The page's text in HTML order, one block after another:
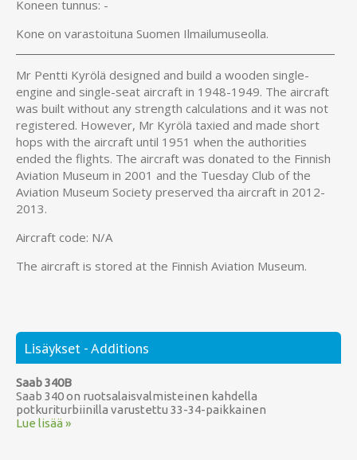
Koneen tunnus: -
Kone on varastoituna Suomen Ilmailumuseolla.
Mr Pentti Kyrölä designed and build a wooden single-
engine and single-seat aircraft in 1948-1949. The aircraft
was built without any strength calculations and it was not
registered. However, Mr Kyrölä taxied and made short
hops with the aircraft until 1951 when the authorities
ended the flights. The aircraft was donated to the Finnish
Aviation Museum in 2001 and the Tuesday Club of the
Aviation Museum Society preserved tha aircraft in 2012-
2013.
Aircraft code: N/A
The aircraft is stored at the Finnish Aviation Museum.
Lisäykset - Additions
Saab 340B
Saab 340 on ruotsalaisvalmisteinen kahdella
potkuriturbiinilla varustettu 33-34-paikkainen
Lue lisää »